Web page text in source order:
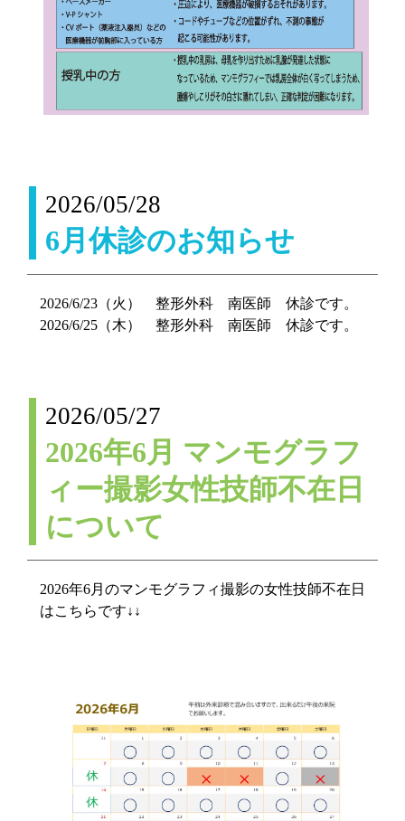
2026/05/28
6月休診のお知らせ
2026/6/23（火） 整形外科 南医師 休診です。
2026/6/25（木） 整形外科 南医師 休診です。
2026/05/27
2026年6月 マンモグラフ
ィー撮影女性技師不在日
について
2026年6月のマンモグラフィ撮影の女性技師不在日
はこちらです↓↓